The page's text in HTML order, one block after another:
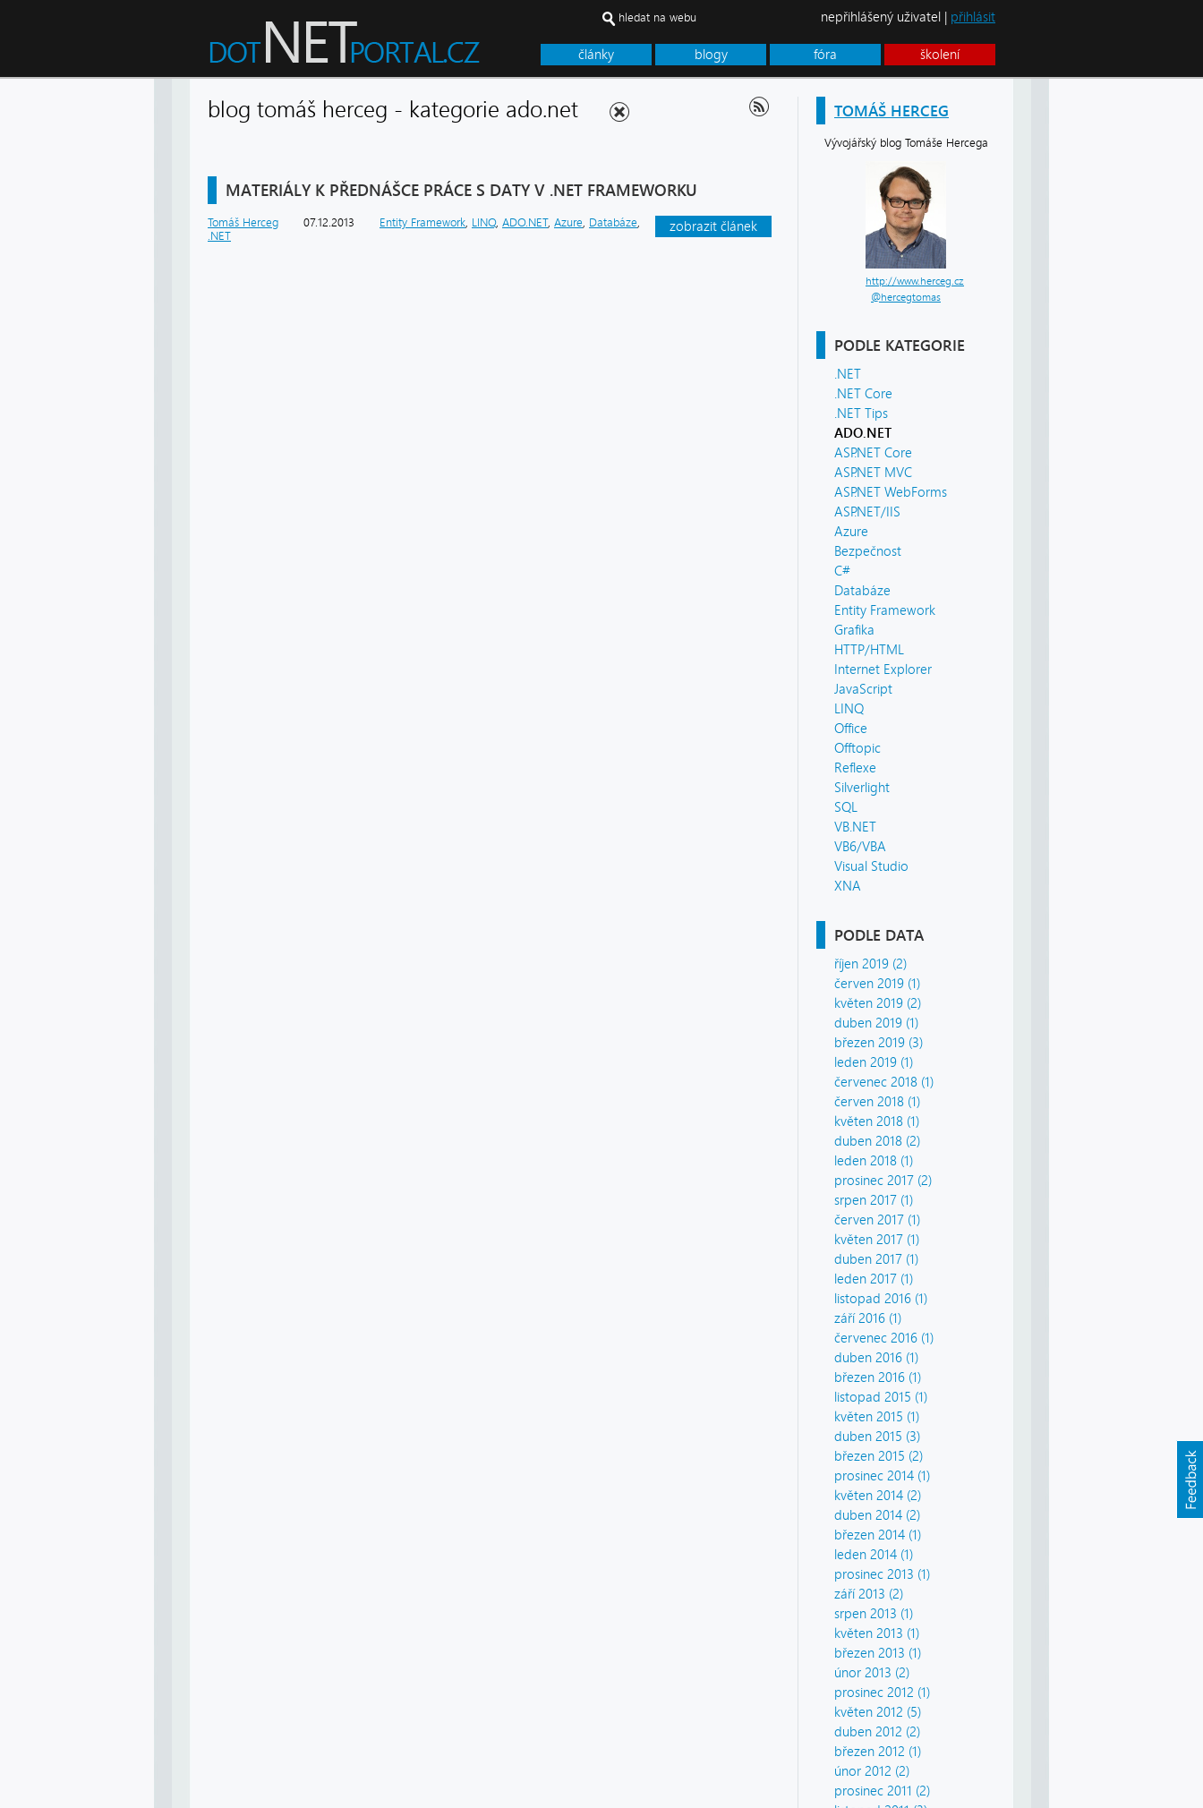
články blogy fóra školení
hledat na webu nepřihlášený uživatel | přihlásit
TOMÁŠ HERCEG
Vývojářský blog Tomáše Hercega
http://www.herceg.cz
@hercegtomas
PODLE KATEGORIE
.NET
.NET Core
.NET Tips
ADO.NET
ASP.NET Core
ASP.NET MVC
ASP.NET WebForms
ASP.NET/IIS
Azure
Bezpečnost
C#
Databáze
Entity Framework
Grafika
HTTP/HTML
Internet Explorer
JavaScript
LINQ
Office
Offtopic
Reflexe
Silverlight
SQL
VB.NET
VB6/VBA
Visual Studio
XNA
PODLE DATA
říjen 2019 (2)
červen 2019 (1)
květen 2019 (2)
duben 2019 (1)
březen 2019 (3)
leden 2019 (1)
červenec 2018 (1)
červen 2018 (1)
květen 2018 (1)
duben 2018 (2)
leden 2018 (1)
prosinec 2017 (2)
srpen 2017 (1)
červen 2017 (1)
květen 2017 (1)
duben 2017 (1)
leden 2017 (1)
listopad 2016 (1)
září 2016 (1)
červenec 2016 (1)
duben 2016 (1)
březen 2016 (1)
listopad 2015 (1)
květen 2015 (1)
duben 2015 (3)
březen 2015 (2)
prosinec 2014 (1)
květen 2014 (2)
duben 2014 (2)
březen 2014 (1)
leden 2014 (1)
prosinec 2013 (1)
září 2013 (2)
srpen 2013 (1)
květen 2013 (1)
březen 2013 (1)
únor 2013 (2)
prosinec 2012 (1)
květen 2012 (5)
duben 2012 (2)
březen 2012 (1)
únor 2012 (2)
prosinec 2011 (2)
blog tomáš herceg - kategorie ado.net
MATERIÁLY K PŘEDNÁŠCE PRÁCE S DATY V .NET FRAMEWORKU
zobrazit článek
Tomáš Herceg 07.12.2013 Entity Framework, LINQ, ADO.NET, Azure, Databáze,
.NET